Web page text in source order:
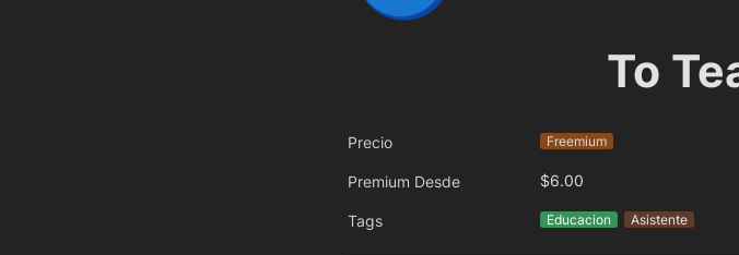
To
Precio Freemium
Premium Desde $6.00
Tags Educacion Asistente